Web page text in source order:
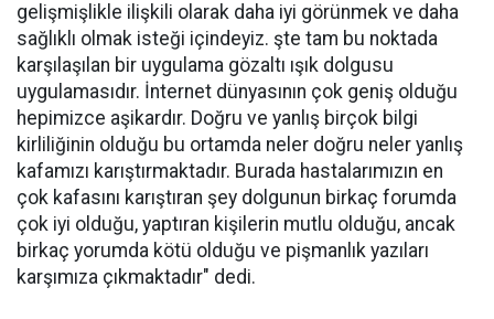
gelişmişlikle ilişkili olarak daha iyi görünmek ve daha
sağlıklı olmak isteği içindeyiz. şte tam bu noktada
karşılaşılan bir uygulama gözaltı ışık dolgusu
uygulamasıdır. İnternet dünyasının çok geniş olduğu
hepimizce aşikardır. Doğru ve yanlış birçok bilgi
kirliliğinin olduğu bu ortamda neler doğru neler yanlış
kafamızı karıştırmaktadır. Burada hastalarımızın en
çok kafasını karıştıran şey dolgunun birkaç forumda
çok iyi olduğu, yaptıran kişilerin mutlu olduğu, ancak
birkaç yorumda kötü olduğu ve pişmanlık yazıları
karşımıza çıkmaktadır" dedi.